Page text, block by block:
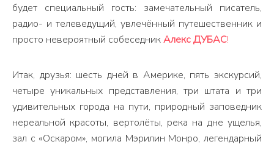
будет специальный гость: замечательный писатель,
радио- и телеведущий, увлечённый путешественник и
просто невероятный собеседникАлекс ДУБАС!
Итак, друзья: шесть дней в Америке, пять экскурсий,
четыре уникальных представления, три штата и три
удивительных города на пути, природный заповедник
нереальной красоты, вертолёты, река на дне ущелья,
зал с «Оскаром», могила Мэрилин Монро, легендарный